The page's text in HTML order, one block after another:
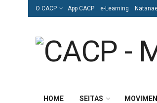
O CACP App CACP e-Learning
HOME SEITAS